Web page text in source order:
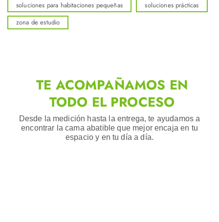
soluciones para habitaciones pequeñas
soluciones prácticas
zona de estudio
TE ACOMPAÑAMOS EN
TODO EL PROCESO
Desde la medición hasta la entrega, te ayudamos a
encontrar la cama abatible que mejor encaja en tu
espacio y en tu día a día.